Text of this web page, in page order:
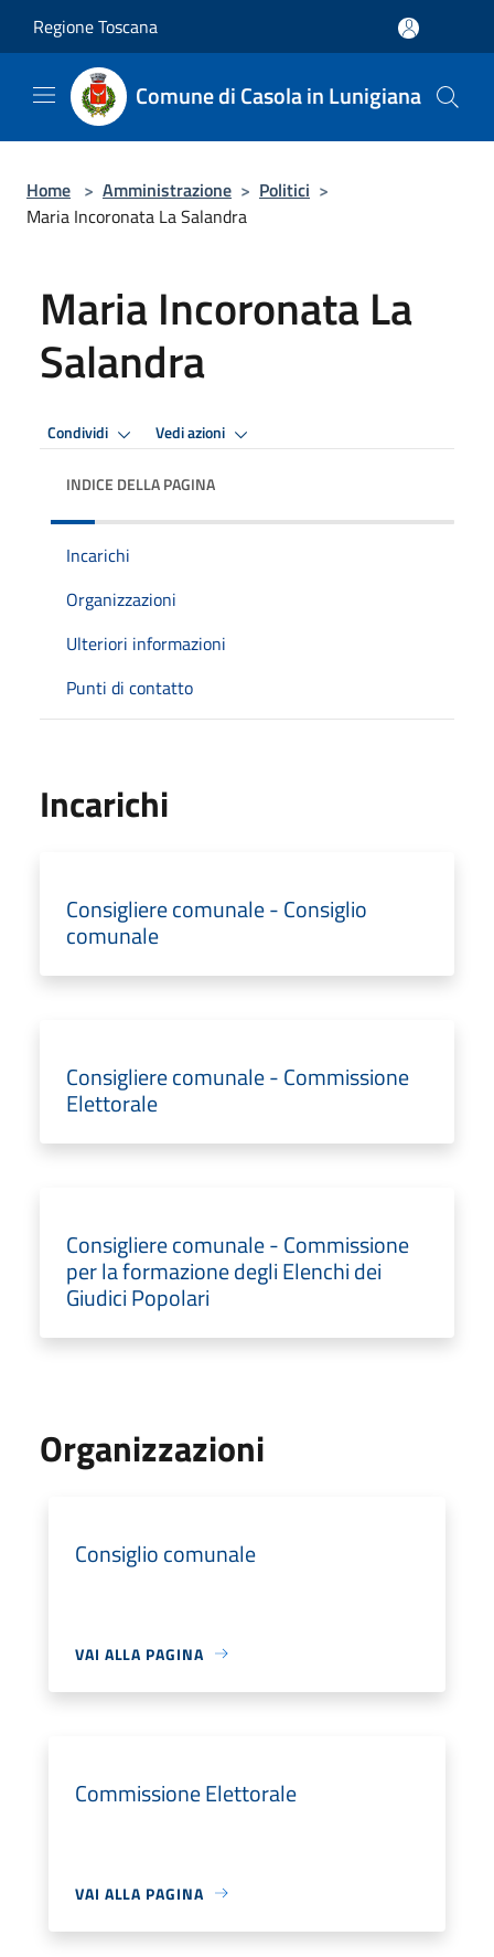
Regione Toscana
Comune di Casola in Lunigiana
Home > Amministrazione > Politici >
Maria Incoronata La Salandra
Maria Incoronata La
Salandra
Condividi Vedi azioni
INDICE DELLA PAGINA
Incarichi
Organizzazioni
Ulteriori informazioni
Punti di contatto
Incarichi
Consigliere comunale - Consiglio
comunale
Consigliere comunale - Commissione
Elettorale
Consigliere comunale - Commissione
per la formazione degli Elenchi dei
Giudici Popolari
Organizzazioni
Consiglio comunale
VAI ALLA PAGINA
Commissione Elettorale
VAI ALLA PAGINA